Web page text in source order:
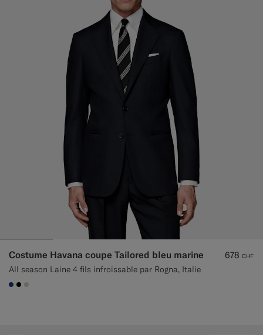
Costume Havana coupe Tailored bleu marine
All season Laine 4 fils infroissable par Rogna, Italie
678 CHF
#1C3D7A
#000000
#D7D1C3